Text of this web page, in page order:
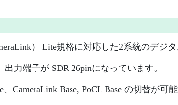
） Lite規格に対応した2系統のデジ
出力端子が SDR 26pinになっています。
、CameraLink Base, PoCL Base の切替が